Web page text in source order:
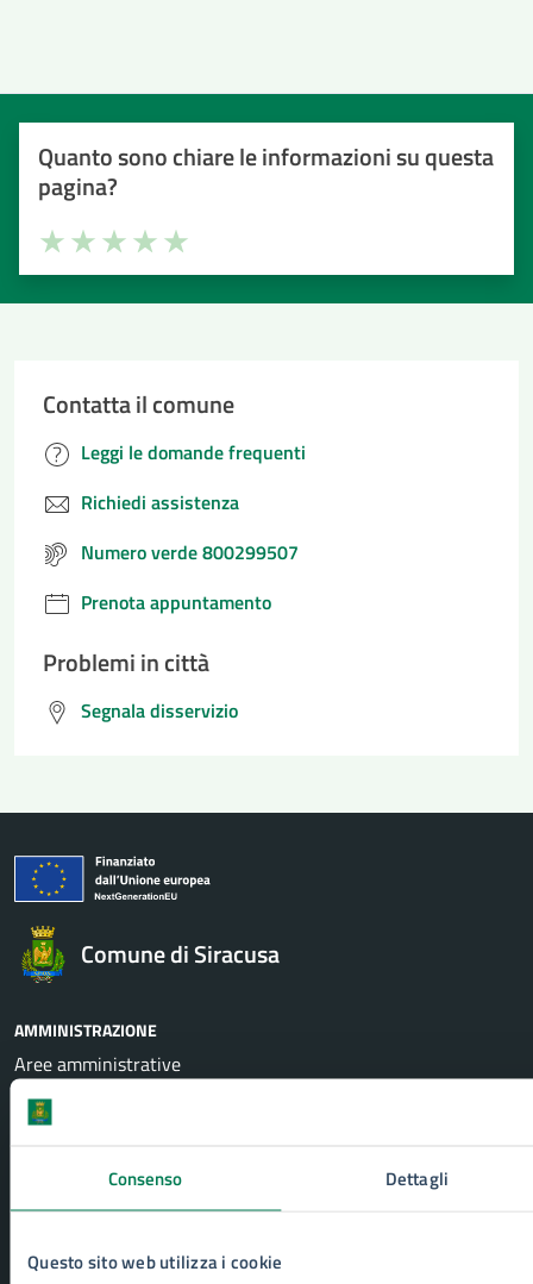
Consenso Dettagli
Questo sito web utilizza i cookie
Quanto sono chiare le informazioni su questa
pagina?
Valuta la chiarezza delle informazioni (da 1 a 5 stelle)
Seleziona il numero di stelle per valutare la chiarezza delle
Valuta 5 stelle su 5
Valuta 4 stelle su 5
Valuta 3 stelle su 5
Valuta 2 stelle su 5
Valuta 1 stelle su 5
Contatta il comune
Leggi le domande frequenti
Richiedi assistenza
Numero verde 800299507
Prenota appuntamento
Problemi in città
Segnala disservizio
Comune di Siracusa
AMMINISTRAZIONE
Aree amministrative
Uffici
Organi di governo
Personale amministrativo
Enti e fondazioni